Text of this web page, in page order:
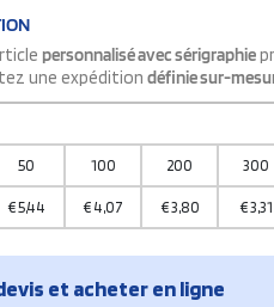
personnalisé avec sérigraphie
une expédition définie sur-
50 100 200 300
€5,44 € 4,07 €3,80 €3,31
et acheter en ligne